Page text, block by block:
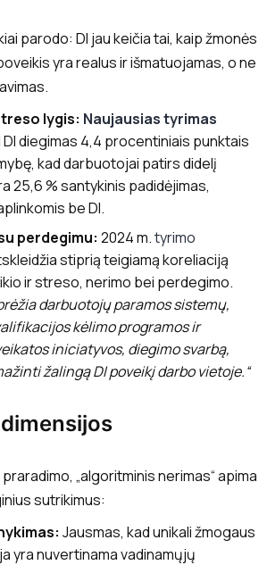
parodo: DI jau keičia tai, kaip žmonės
yra realus ir išmatuojamas, o ne
lygis: Naujausias tyrimas
diegimas 4,4 procentiniais punktais
kad darbuotojai patirs didelį
25,6 % santykinis padidėjimas,
be DI.
perdegimu: 2024 m.tyrimo
stiprią teigiamą koreliaciją
ir streso, nerimo bei perdegimo.
darbuotojų paramos sistemų,
kėlimo programos ir
iniciatyvos, diegimo svarbą,
žalingą DI poveikį darbo vietoje.“
„algoritminis nerimas“ apima
sutrikimus:
Jausmas, kad unikali žmogaus
yra nuvertinama vadinamųjų